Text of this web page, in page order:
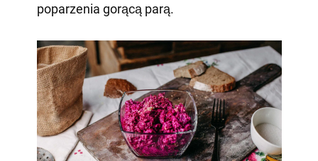
poparzenia gorącą parą.